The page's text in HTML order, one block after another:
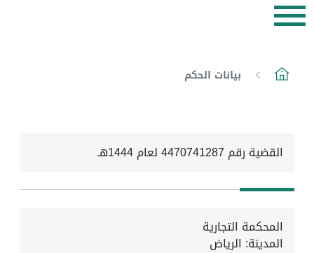
بيانات الحكم
القضية رقم 4470741287 لعام 1444هـ
المحكمة التجارية
المدينة: الرياض